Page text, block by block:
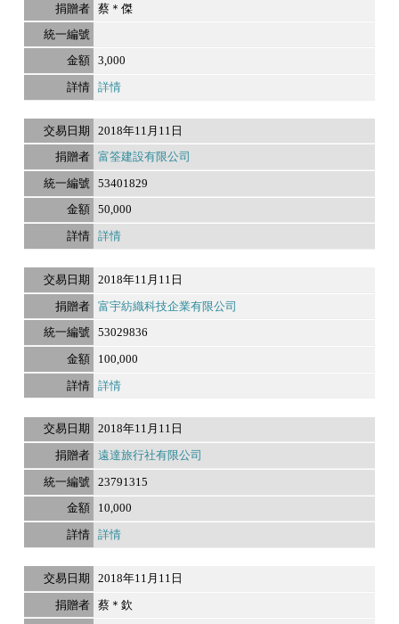
蔡＊傑
3,000
詳情
2018年11月11日
富筌建設有限公司
53401829
50,000
詳情
2018年11月11日
富宇紡織科技企業有限公司
53029836
100,000
詳情
2018年11月11日
遠達旅行社有限公司
23791315
10,000
詳情
2018年11月11日
蔡＊欽